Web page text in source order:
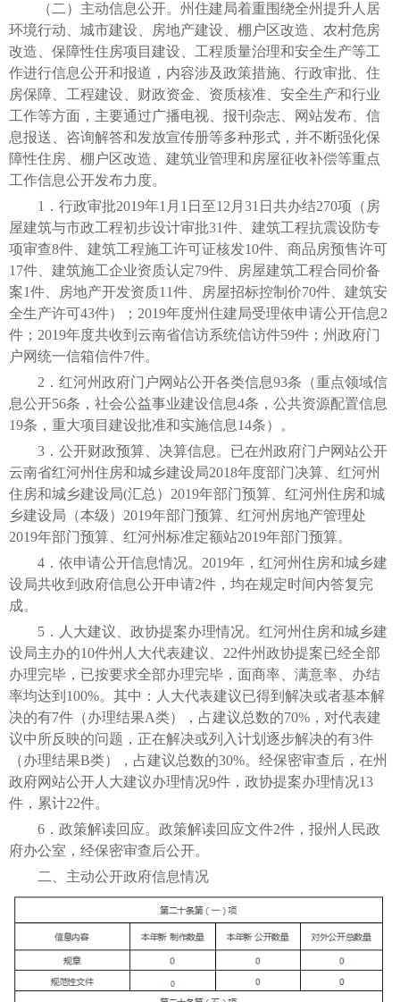
（二）主动信息公开。州住建局着重围绕全州提升人居
环境行动、城市建设、房地产建设、棚户区改造、农村危房
改造、保障性住房项目建设、工程质量治理和安全生产等工
作进行信息公开和报道，内容涉及政策措施、行政审批、住
房保障、工程建设、财政资金、资质核准、安全生产和行业
工作等方面，主要通过广播电视、报刊杂志、网站发布、信
息报送、咨询解答和发放宣传册等多种形式，并不断强化保
障性住房、棚户区改造、建筑业管理和房屋征收补偿等重点
工作信息公开发布力度。
1．行政审批2019年1月1日至12月31日共办结270项（房
屋建筑与市政工程初步设计审批31件、建筑工程抗震设防专
项审查8件、建筑工程施工许可证核发10件、商品房预售许可
17件、建筑施工企业资质认定79件、房屋建筑工程合同价备
案1件、房地产开发资质11件、房屋招标控制价70件、建筑安
全生产许可43件）；2019年度州住建局受理依申请公开信息2
件；2019年度共收到云南省信访系统信访件59件；州政府门
户网统一信箱信件7件。
2．红河州政府门户网站公开各类信息93条（重点领域信
息公开56条，社会公益事业建设信息4条，公共资源配置信息
19条，重大项目建设批准和实施信息14条）。
3．公开财政预算、决算信息。已在州政府门户网站公开
云南省红河州住房和城乡建设局2018年度部门决算、红河州
住房和城乡建设局(汇总）2019年部门预算、红河州住房和城
乡建设局（本级）2019年部门预算、红河州房地产管理处
2019年部门预算、红河州标准定额站2019年部门预算。
4．依申请公开信息情况。2019年，红河州住房和城乡建
设局共收到政府信息公开申请2件，均在规定时间内答复完
成。
5．人大建议、政协提案办理情况。红河州住房和城乡建
设局主办的10件州人大代表建议、22件州政协提案已经全部
办理完毕，已按要求全部办理完毕，面商率、满意率、办结
率均达到100%。其中：人大代表建议已得到解决或者基本解
决的有7件（办理结果A类），占建议总数的70%，对代表建
议中所反映的问题，正在解决或列入计划逐步解决的有3件
（办理结果B类），占建议总数的30%。经保密审查后，在州
政府网站公开人大建议办理情况9件，政协提案办理情况13
件，累计22件。
6．政策解读回应。政策解读回应文件2件，报州人民政
府办公室，经保密审查后公开。
二、主动公开政府信息情况